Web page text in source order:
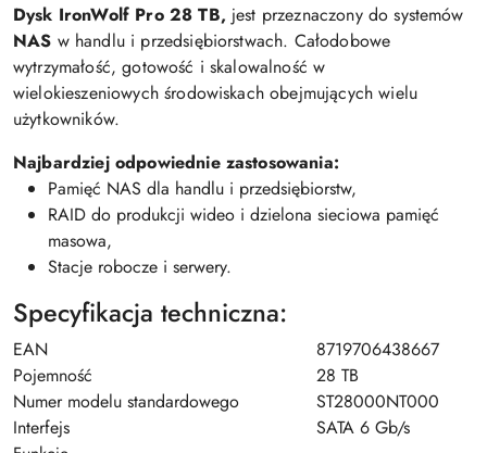
Dysk IronWolf Pro 28 TB, jest przeznaczony do systemów
NAS w handlu i przedsiębiorstwach. Całodobowe
wytrzymałość, gotowość i skalowalność w
wielokieszeniowych środowiskach obejmujących wielu
użytkowników.
Najbardziej odpowiednie zastosowania:
Pamięć NAS dla handlu i przedsiębiorstw,
RAID do produkcji wideo i dzielona sieciowa pamięć
masowa,
Stacje robocze i serwery.
Specyfikacja techniczna:
EAN
8719706438667
Pojemność
28 TB
Numer modelu standardowego
ST28000NT000
Interfejs
SATA 6 Gb/s